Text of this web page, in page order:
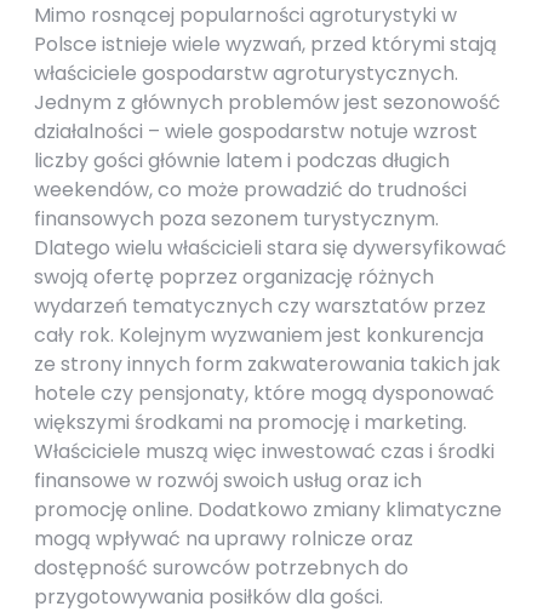
Mimo rosnącej popularności agroturystyki w
Polsce istnieje wiele wyzwań, przed którymi stają
właściciele gospodarstw agroturystycznych.
Jednym z głównych problemów jest sezonowość
działalności – wiele gospodarstw notuje wzrost
liczby gości głównie latem i podczas długich
weekendów, co może prowadzić do trudności
finansowych poza sezonem turystycznym.
Dlatego wielu właścicieli stara się dywersyfikować
swoją ofertę poprzez organizację różnych
wydarzeń tematycznych czy warsztatów przez
cały rok. Kolejnym wyzwaniem jest konkurencja
ze strony innych form zakwaterowania takich jak
hotele czy pensjonaty, które mogą dysponować
większymi środkami na promocję i marketing.
Właściciele muszą więc inwestować czas i środki
finansowe w rozwój swoich usług oraz ich
promocję online. Dodatkowo zmiany klimatyczne
mogą wpływać na uprawy rolnicze oraz
dostępność surowców potrzebnych do
przygotowywania posiłków dla gości.